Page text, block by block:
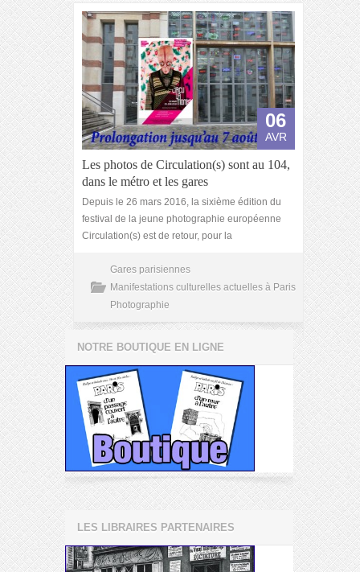
06
AVR
Les photos de Circulation(s) sont au 104,
dans le métro et les gares
Depuis le 26 mars 2016, la sixième édition du
festival de la jeune photographie européenne
Circulation(s) est de retour, pour la
Gares parisiennes
Manifestations culturelles actuelles à Paris
Photographie
NOTRE BOUTIQUE EN LIGNE
LES LIBRAIRES PARTENAIRES